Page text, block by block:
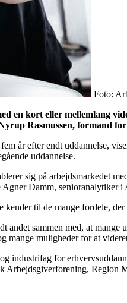
Foto:
en kort eller mellemlang
Rasmussen, formand
år efter endt uddannelse,
uddannelse.
sig på arbejdsmarkedet
Damm, senioranalytiker
til de mange fordele,
sammen med, at
muligheder for at
industrifag for
Arbejdsgiverforening,